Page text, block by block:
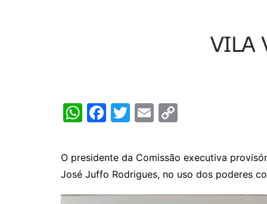
W
at
s
A
F
c
e
b
T
itt
er
E
ai
l
p
y
Li
O presidente da Comissão executiva
José Juffo Rodrigues, no uso dos poderes